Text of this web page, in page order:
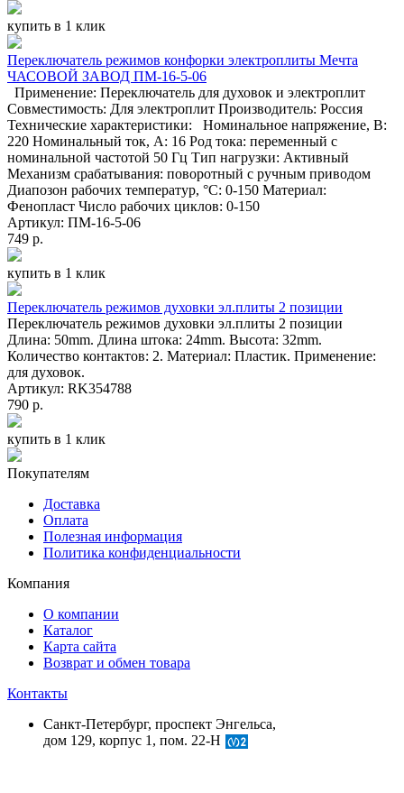
купить в 1 клик
Переключатель режимов конфорки электроплиты Мечта
ЧАСОВОЙ ЗАВОД ПМ-16-5-06
Применение: Переключатель для духовок и электроплит
Совместимость: Для электроплит Производитель: Россия
Технические характеристики: Номинальное напряжение, В:
220 Номинальный ток, А: 16 Род тока: переменный с
номинальной частотой 50 Гц Тип нагрузки: Активный
Механизм срабатывания: поворотный с ручным приводом
Диапозон рабочих температур, °С: 0-150 Материал:
Фенопласт Число рабочих циклов: 0-150
Артикул: ПМ-16-5-06
749 р.
купить в 1 клик
Переключатель режимов духовки эл.плиты 2 позиции
Переключатель режимов духовки эл.плиты 2 позиции
Длина: 50mm. Длина штока: 24mm. Высота: 32mm.
Количество контактов: 2. Материал: Пластик. Применение:
для духовок.
Артикул: RK354788
790 р.
купить в 1 клик
Покупателям
Доставка
Оплата
Полезная информация
Политика конфиденциальности
Компания
О компании
Каталог
Карта сайта
Возврат и обмен товара
Контакты
Санкт-Петербург, проспект Энгельса,
дом 129, корпус 1, пом. 22-Н